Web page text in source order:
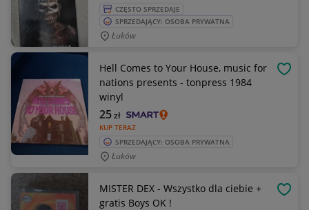
CZĘSTO SPRZEDAJE
SPRZEDAJĄCY: OSOBA PRYWATNA
Łuków
Hell Comes to Your House, music for
nations presents - tonpress 1984
winyl
KUP TERAZ
25zł
SPRZEDAJĄCY: OSOBA PRYWATNA
Łuków
MISTER DEX - Wszystko dla ciebie +
gratis Boys OK !